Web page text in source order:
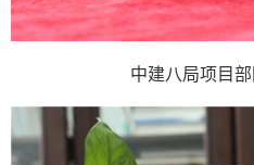
中建八局项目